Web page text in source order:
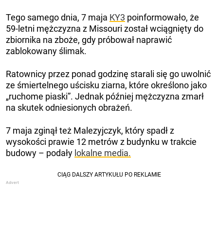
Tego samego dnia, 7 maja KY3 poinformowało, że
59-letni mężczyzna z Missouri został wciągnięty do
zbiornika na zboże, gdy próbował naprawić
zablokowany ślimak.
Ratownicy przez ponad godzinę starali się go uwolnić
ze śmiertelnego uścisku ziarna, które określono jako
„ruchome piaski”. Jednak później mężczyzna zmarł
na skutek odniesionych obrażeń.
7 maja zginął też Malezyjczyk, który spadł z
wysokości prawie 12 metrów z budynku w trakcie
budowy – podały lokalne media.